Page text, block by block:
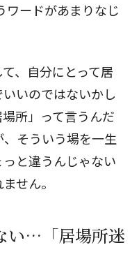
ワードがあまりなじ
、自分にとって居
いのではないかし
所」って言うんだ
そういう場を一生
と違うんじゃない
せん。
い…「居場所迷